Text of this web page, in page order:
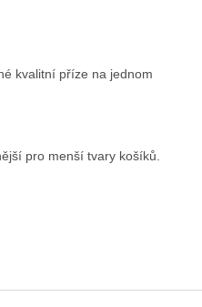
kvalitní příze na jednom
pro menší tvary košíků.